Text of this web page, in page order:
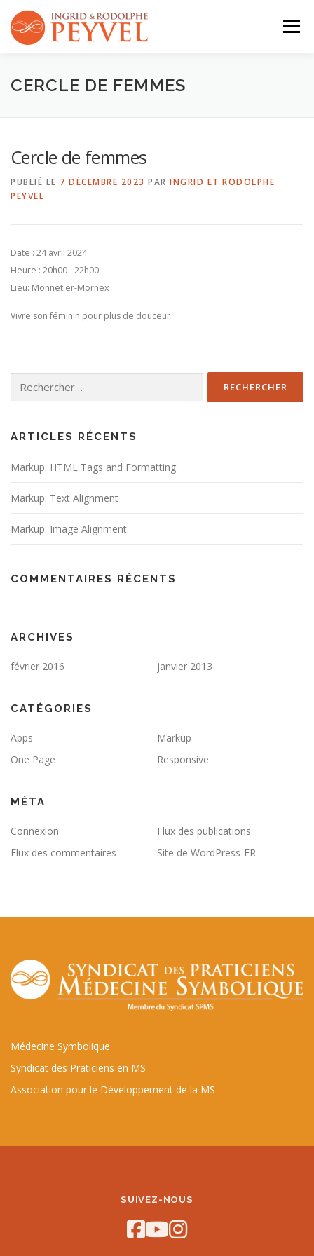
contenu
Menu
QUI SOMMES-NOUS ? ACTIVITÉS
CERCLE DE FEMMES
Cercle de femmes
PUBLIÉ LE 7 DÉCEMBRE 2023 PAR INGRID ET RODOLPHE
PEYVEL
Date : 24 avril 2024
Heure : 20h00 - 22h00
Lieu: Monnetier-Mornex
Vivre son féminin pour plus de douceur
ARTICLES RÉCENTS
Markup: HTML Tags and Formatting
Markup: Text Alignment
Markup: Image Alignment
COMMENTAIRES RÉCENTS
ARCHIVES
février 2016 janvier 2013
CATÉGORIES
Apps
Markup
One Page
Responsive
MÉTA
Connexion
Flux des publications
Flux des commentaires
Site de WordPress-FR
Médecine Symbolique
Syndicat des Praticiens en MS
Association pour le Développement de la MS
SUIVEZ-NOUS